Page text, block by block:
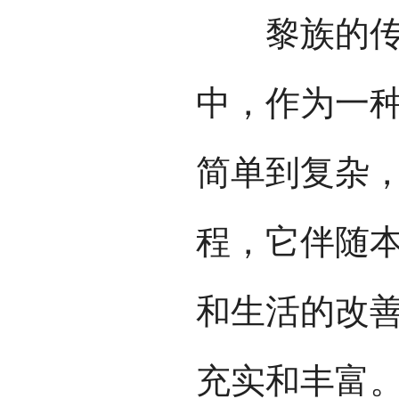
黎族的传
中，作为一
简单到复杂
程，它伴随
和生活的改
充实和丰富